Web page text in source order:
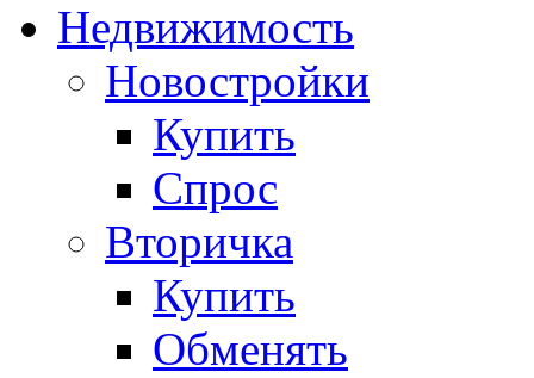
Недвижимость
Новостройки
Купить
Спрос
Вторичка
Купить
Обменять